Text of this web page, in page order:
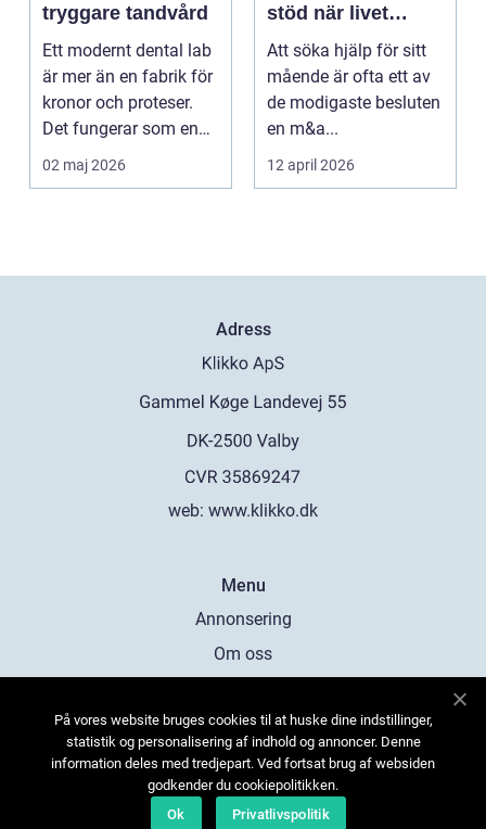
tryggare tandvård
Ett modernt dental lab
är mer än en fabrik för
kronor och proteser.
Det fungerar som en
förlängning ...
02 maj 2026
stöd när livet
skaver
Att söka hjälp för sitt
mående är ofta ett av
de modigaste besluten
en m&a...
12 april 2026
Adress
web: www.klikko.dk
Menu
Annonsering
Om oss
Kontakta oss
Sitemap
På vores website bruges cookies til at huske dine indstillinger,
statistik og personalisering af indhold og annoncer. Denne
information deles med tredjepart. Ved fortsat brug af websiden
godkender du cookiepolitikken.
Ok
Privatlivspolitik